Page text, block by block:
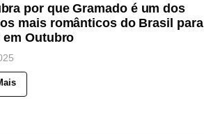
por que Gramado é um dos
mais românticos do Brasil para
Outubro